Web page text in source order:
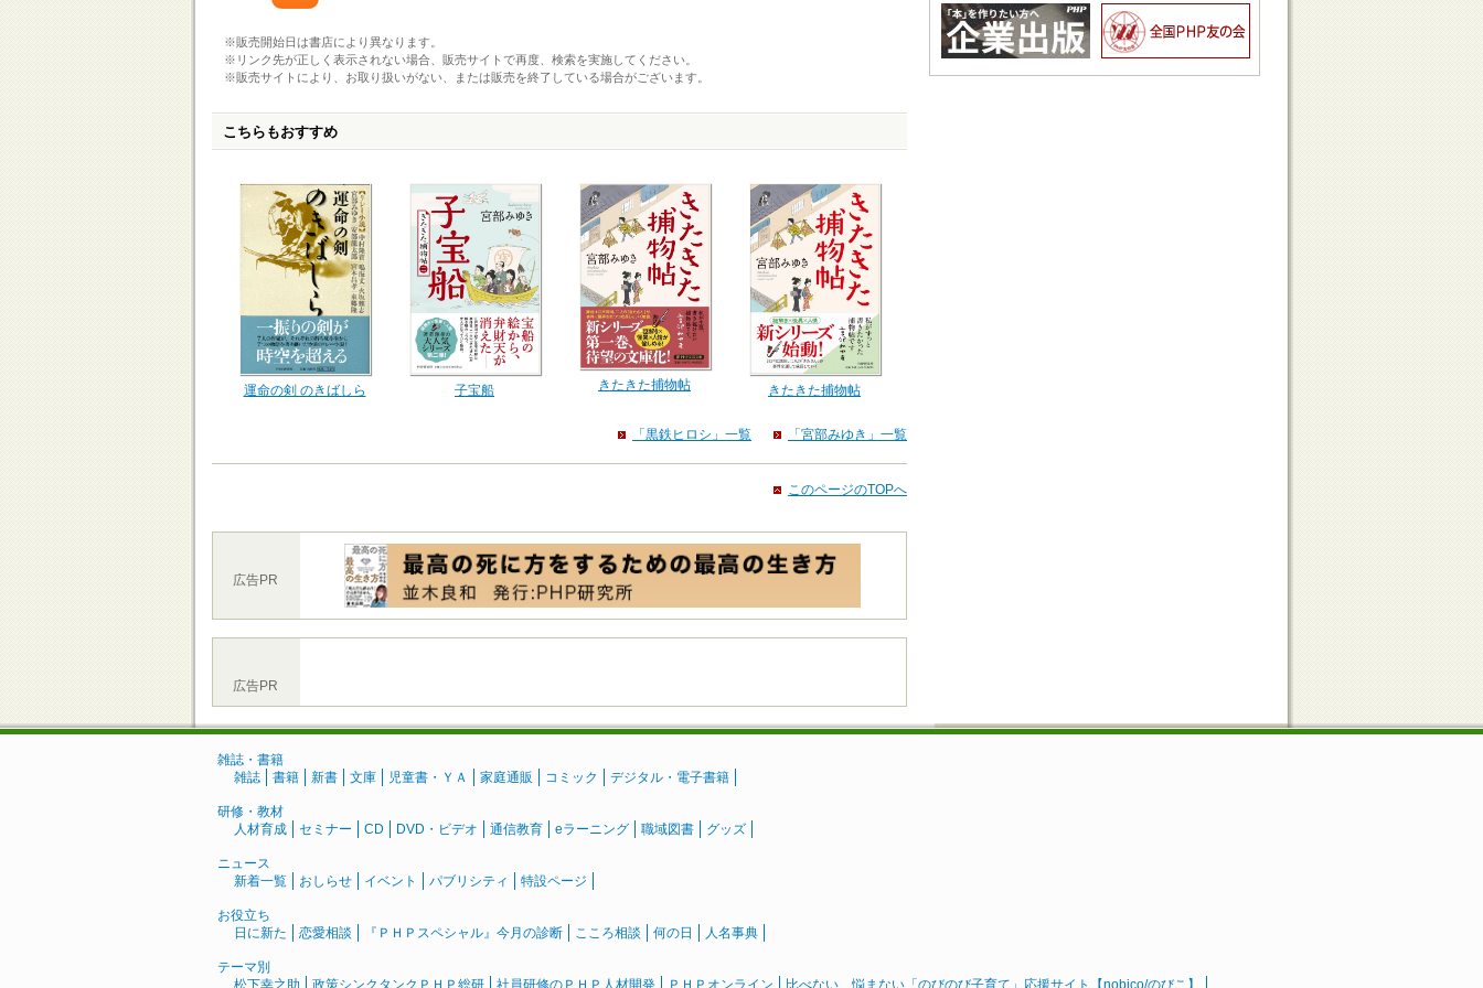
※販売開始日は書店により異なります。
※リンク先が正しく表示されない場合、販売サイトで再度、検索を実施してください。
※販売サイトにより、お取り扱いがない、または販売を終了している場合がございます。
こちらもおすすめ
運命の剣 のきばしら 子宝船 きたきた捕物帖 きたきた捕物帖
「宮部みゆき」一覧
「黒鉄ヒロシ」一覧
このページのTOPへ
広告PR
広告PR
雑誌・書籍
雑誌
書籍 新書 文庫 児童書・ＹＡ 家庭通販 コミック デジタル・電子書籍
研修・教材
人材育成
セミナー CD DVD・ビデオ 通信教育 eラーニング 職域図書 グッズ
ニュース
新着一覧
おしらせ イベント パブリシティ 特設ページ
お役立ち
日に新た
恋愛相談 『ＰＨＰスペシャル』今月の診断 こころ相談 何の日 人名事典
テーマ別
松下幸之助
政策シンクタンクＰＨＰ総研 社員研修のＰＨＰ人材開発 ＰＨＰオンライン 比べない、悩まない「のびのび子育て」応援サイト【nobico/のびこ】